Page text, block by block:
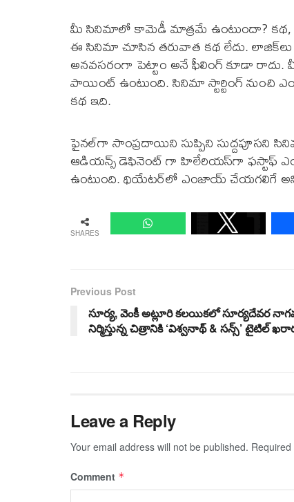
మీ సినిమాలో కామెడీ మాత్రమే ఉంటుందా?
ఈ సినిమా చూసిన తరువాత కథ లేదు. లాజిక్‌లు
అనవసరంగా పెట్టాం అనే ఫీలింగ్‌ కూడా రాదు.
పాయింట్‌ ఉంటుంది. సినిమా స్టార్టింగ్‌ నుంచి
కథ ఇది.
ఫైనల్‌గా సాంప్రదాయిని సుప్పిని సుద్దపూసని
ఆడియన్స్‌ డెఫినెంట్‌ గా హిలేరియస్‌గా ఫస్టాఫ్‌
ఉంటుంది. థియేటర్‌లో ఎంజాయ్‌ చేయగలిగే
SHARES
Previous Post
సూర్య, వెంకీ అట్లూరి కలయికలో సూర్యదేవర
నిర్మిస్తున్న చిత్రానికి ‘విశ్వనాథ్ & సన్స్’ టైటిల్
Leave a Reply
Your email address will not be published.
Comment *